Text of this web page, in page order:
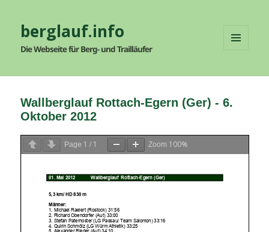
berglauf.info
Die Webseite für Berg- und Trailläufer
WIDGETS
Wallberglauf Rottach-Egern (Ger) - 6.
Oktober 2012
Page 1 / 1 Zoom 100%